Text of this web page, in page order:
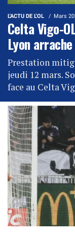
L'ACTU DE L'OL Mars
Celta Vigo-
Lyon
Prestation
jeudi 12 mars.
face au Celta